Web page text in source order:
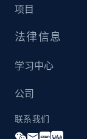
by Explore
URL, Title,
Video length,
项目
法律信息
学习中心
公司
联系我们